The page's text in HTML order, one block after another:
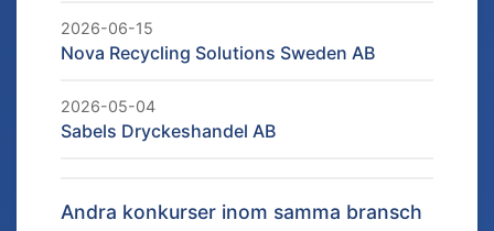
2026-06-15
Nova Recycling Solutions Sweden AB
2026-05-04
Sabels Dryckeshandel AB
Andra konkurser inom samma bransch